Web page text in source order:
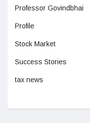
Professor Govindbhai
Profile
Stock Market
Success Stories
tax news